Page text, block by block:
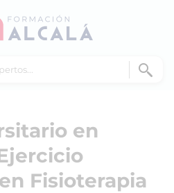
en
Fisioterapia